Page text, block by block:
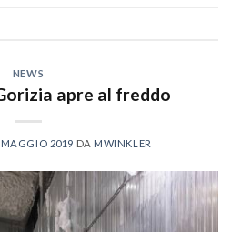
NEWS
apre al freddo
MAGGIO 2019 DA MWINKLER